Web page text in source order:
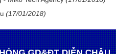
(17/01/2018)